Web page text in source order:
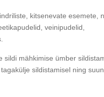
kitsenevate esemete,
veinipudelid,
sildi mähkimise ümber
sildistamisel ning